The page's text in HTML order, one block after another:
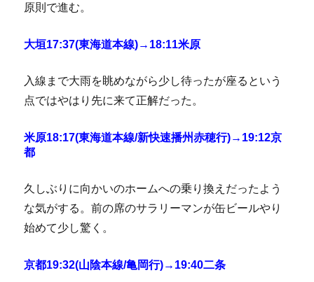
原則で進む。
大垣17:37(東海道本線)→18:11米原
入線まで大雨を眺めながら少し待ったが座るという
点ではやはり先に来て正解だった。
米原18:17(東海道本線/新快速播州赤穂行)→19:12京
都
久しぶりに向かいのホームへの乗り換えだったよう
な気がする。前の席のサラリーマンが缶ビールやり
始めて少し驚く。
京都19:32(山陰本線/亀岡行)→19:40二条